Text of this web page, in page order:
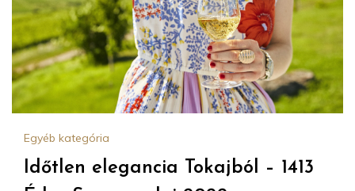
Egyéb kategória
Időtlen elegancia Tokajból – 1413